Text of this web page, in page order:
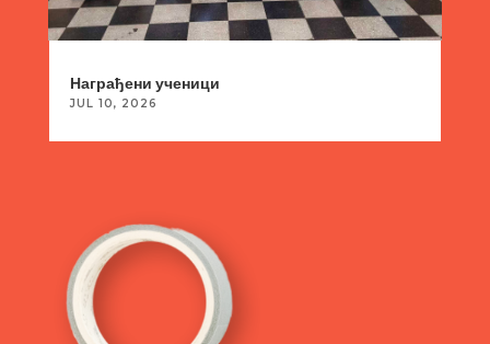
Награђени ученици
JUL 10, 2026